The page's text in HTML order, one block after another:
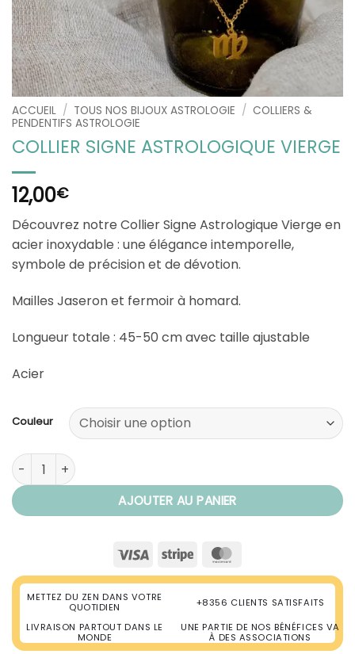
ACCUEIL / TOUS NOS BIJOUX ASTROLOGIE / COLLIERS &
PENDENTIFS ASTROLOGIE
COLLIER SIGNE ASTROLOGIQUE VIERGE
12,00€
Découvrez notre Collier Signe Astrologique Vierge en
acier inoxydable : une élégance intemporelle,
symbole de précision et de dévotion.
Mailles Jaseron et fermoir à homard.
Longueur totale : 45-50 cm avec taille ajustable
Acier
Couleur
quantité de Collier Signe Astrologique Vierge
AJOUTER AU PANIER
Visa Stripe
METTEZ DU ZEN DANS VOTRE
QUOTIDIEN
+8356 CLIENTS SATISFAITS
LIVRAISON PARTOUT DANS LE
MONDE
UNE PARTIE DE NOS BÉNÉFICES VA
À DES ASSOCIATIONS